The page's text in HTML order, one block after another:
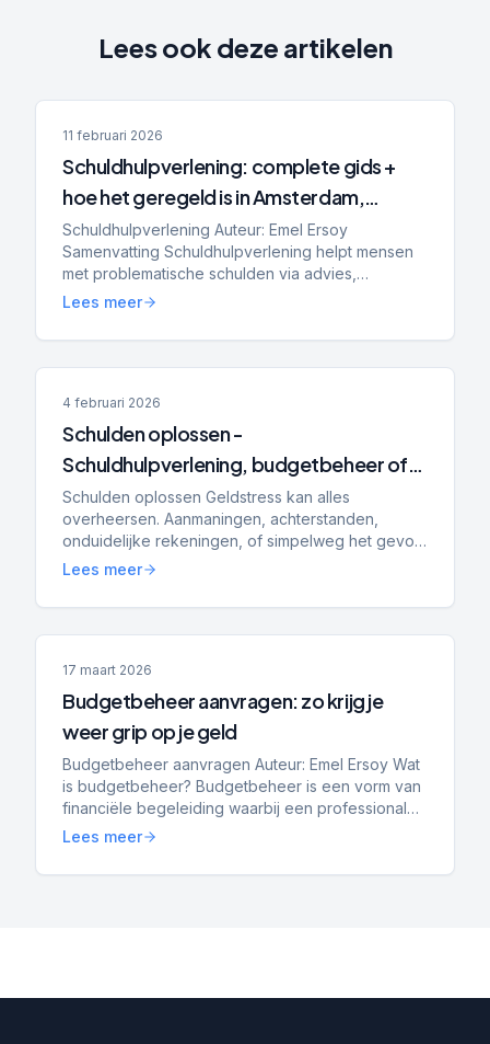
Lees ook deze artikelen
11 februari 2026
Schuldhulpverlening: complete gids +
hoe het geregeld is in Amsterdam,
Rotterdam, Tilburg en Den Haag
Schuldhulpverlening Auteur: Emel Ersoy
Samenvatting Schuldhulpverlening helpt mensen
met problematische schulden via advies,
stabilisatie en schuldregelingen. Gemeenten zijn
Lees meer
4 februari 2026
Schulden oplossen -
Schuldhulpverlening, budgetbeheer of
bewindvoering: wat is het verschil en wat
past bij jou?
Schulden oplossen Geldstress kan alles
overheersen. Aanmaningen, achterstanden,
onduidelijke rekeningen, of simpelweg het gevoel
dat je de controle kwijt bent. Dan ga je zoeken
Lees meer
17 maart 2026
Budgetbeheer aanvragen: zo krijg je
weer grip op je geld
Budgetbeheer aanvragen Auteur: Emel Ersoy Wat
is budgetbeheer? Budgetbeheer is een vorm van
financiële begeleiding waarbij een professional
jouw inkomsten en uitgaven beheert. Het doel is
Lees meer